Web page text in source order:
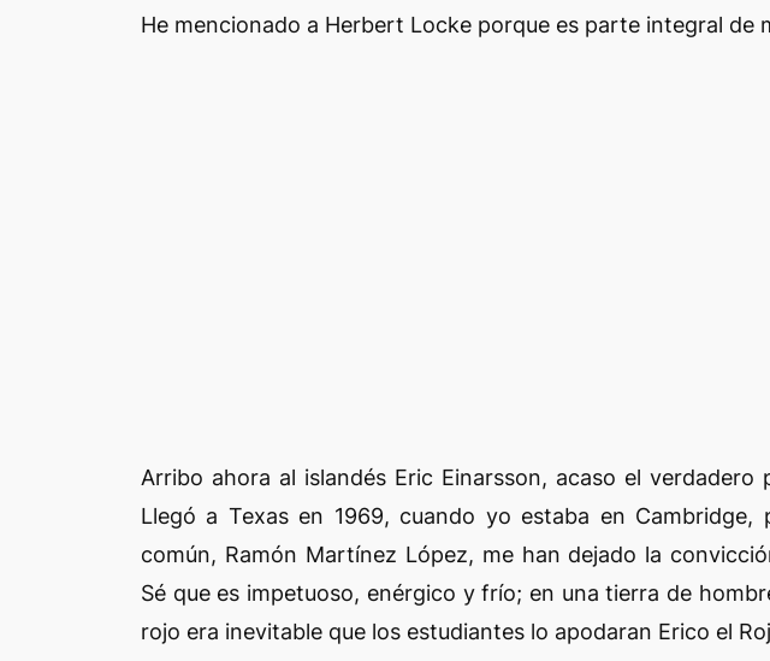
He mencionado a Herbert Locke porque es parte integral de
Arribo ahora al islandés Eric Einarsson, acaso el
Llegó a Texas en 1969, cuando yo estaba en
común, Ramón Martínez López, me han dejado la
Sé que es impetuoso, enérgico y frío; en una tierra de
rojo era inevitable que los estudiantes lo apodaran Erico el